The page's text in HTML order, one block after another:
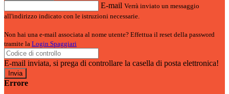
E-mail Verrà inviato un messaggio
all'indirizzo indicato con le istruzioni necessarie.
Non hai una e-mail associata al nome utente? Effettua il reset della password
tramite la Login Spaggiari
E-mail inviata, si prega di controllare la casella di posta elettronica!
Errore